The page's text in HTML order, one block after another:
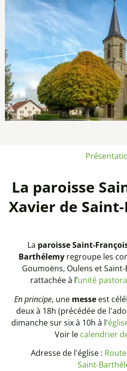
La paroisse
Xavier de
La paroisse Saint-
Barthélemy regroupe les
Goumoëns, Oulens et
rattachée à l’unité
En principe, une messe est
deux à 18h (précédée de
dimanche sur six à 10h à l'
Voir le calendrier
Adresse de l'église :
Saint-